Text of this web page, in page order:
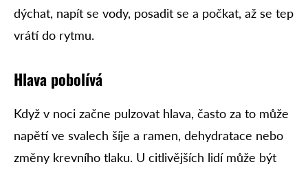
dýchat, napít se vody, posadit se a počkat, až se tep
vrátí do rytmu.
Hlava pobolívá
Když v noci začne pulzovat hlava, často za to může
napětí ve svalech šíje a ramen, dehydratace nebo
změny krevního tlaku. U citlivějších lidí může být